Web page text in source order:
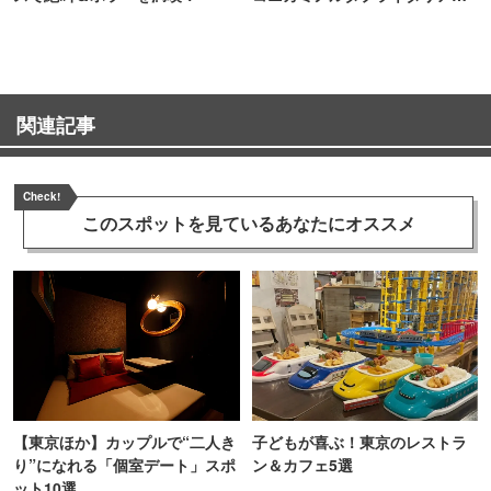
関連記事
Check!
このスポットを見ているあなたにオススメ
【東京ほか】カップルで“二人き
り”になれる「個室デート」スポ
子どもが喜ぶ！東京のレストラ
ン＆カフェ5選